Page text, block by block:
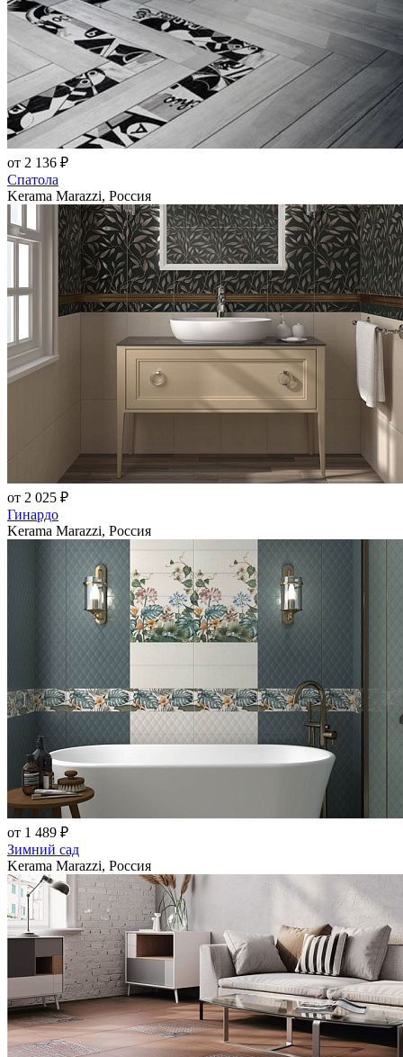
от 2 136 ₽
Спатола
Kerama Marazzi, Россия
от 2 025 ₽
Гинардо
Kerama Marazzi, Россия
от 1 489 ₽
Зимний сад
Kerama Marazzi, Россия